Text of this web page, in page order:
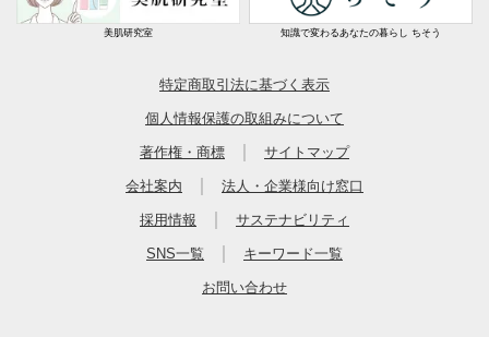
美肌研究室 知識で変わるあなたの暮らし ちそう
特定商取引法に基づく表示
個人情報保護の取組みについて
著作権・商標 サイトマップ
会社案内 法人・企業様向け窓口
採用情報 サステナビリティ
SNS一覧 キーワード一覧
お問い合わせ